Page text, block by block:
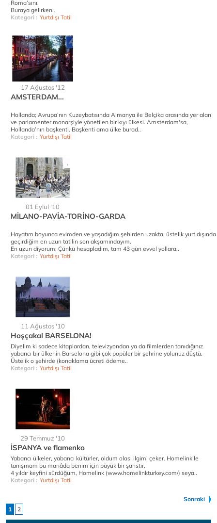
Roma’sını.
Buraya gelirken..
Kategori : Yurtdışı Tatil
17 Ağustos '12
AMSTERDAM...
Hollanda; Avrupa’nın Kuzeybatısında Almanya ile Belçika arasında yer alan
ve parlamenter monarşiyle yönetilen bir kıyı ülkesi. Amsterdam'sa,
Hollanda’nın başkenti. Başkenti ama ülke burad..
Kategori : Yurtdışı Tatil
01 Eylül '10
MİLANO-PAVİA-TORİNO-GARDA
Hayatım boyunca evimden ve yaşadığım şehirden uzakta, üstelik yurt dışında
geçirdiğim en uzun tatilin son akşamındayım.
En uzun diyorum; Çünkü hesapladım, tam 43 gün evvel yollara..
Kategori : Yurtdışı Tatil
11 Ağustos '10
Hoşçakal BARSELONA!
Diyelim ki sadece kitaplardan, televizyondan ya da filmlerden tanıdığınız
yabancı bir ülkenin Barselona gibi çok popüler bir şehrine yolunuz düştü.
Üstelik o şehirde (konaklama ücreti ödeme..
Kategori : Yurtdışı Tatil
29 Temmuz '10
İSPANYA ve flamenko
Yabancı ülkeler, yabancı kültürler, oldum olası ilgimi çeker. Homelink'le
tanışmam bu manâda benim için büyük bir şanstır.
4 yıldır keyfini sürdüğüm, Homelink (www.homelinkturkey.com/) seya..
Kategori : Yurtdışı Tatil
Sonraki
1
2